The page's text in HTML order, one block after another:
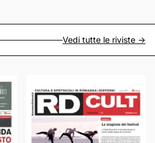
Vedi tutte le riviste ->